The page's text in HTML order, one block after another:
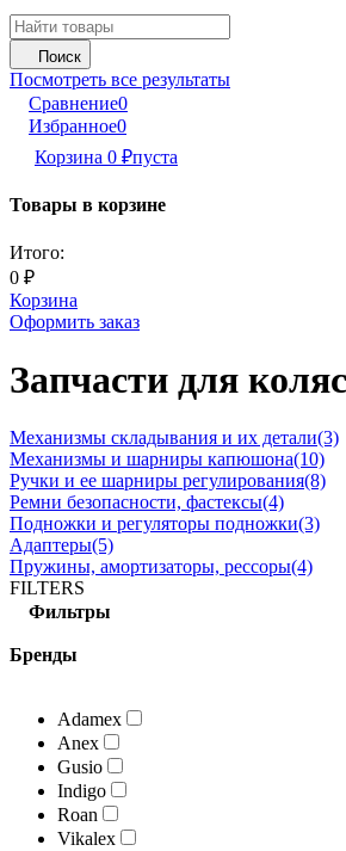
Поиск
Посмотреть все результаты
Сравнение0
Избранное0
Корзина 0 ₽пуста
Товары в корзине
Итого:
0 ₽
Корзина
Оформить заказ
Запчасти для
Механизмы складывания и их детали(3)
Механизмы и шарниры капюшона(10)
Ручки и ее шарниры регулирования(8)
Ремни безопасности, фастексы(4)
Подножки и регуляторы подножки(3)
Адаптеры(5)
Пружины, амортизаторы, рессоры(4)
FILTERS
Фильтры
Бренды
Adamex
Anex
Gusio
Indigo
Roan
Vikalex